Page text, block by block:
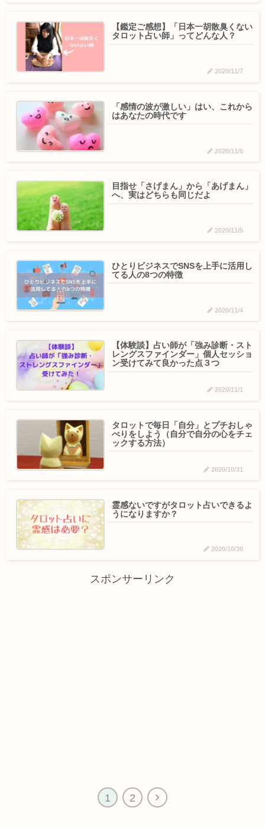
【鑑定ご感想】「日本一胡散臭くない
タロット占い師」ってどんな人？
2020/11/7
「感情の波が激しい」はい、これから
はあなたの時代です
2020/11/6
目指せ「さげまん」から「あげまん」
へ、実はどちらも同じだよ
2020/11/5
ひとりビジネスでSNSを上手に活用し
てる人の8つの特徴
2020/11/4
【体験談】占い師が「強み診断・スト
レングスファインダー」個人セッショ
ン受けてみて良かった点３つ
2020/11/1
タロットで毎日「自分」とプチおしゃ
べりをしよう（自分で自分の心をチェ
ックする方法）
2020/10/31
霊感ないですがタロット占いできるよ
うになりますか？
2020/10/30
スポンサーリンク
1 2